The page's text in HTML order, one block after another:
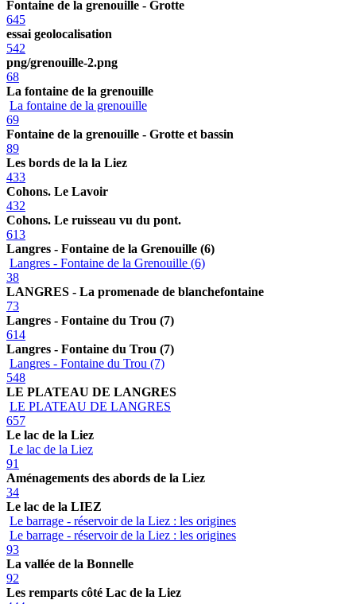
Fontaine de la grenouille - Grotte
645
essai geolocalisation
542
png/grenouille-2.png
68
La fontaine de la grenouille
La fontaine de la grenouille
69
Fontaine de la grenouille - Grotte et bassin
89
Les bords de la la Liez
433
Cohons. Le Lavoir
432
Cohons. Le ruisseau vu du pont.
613
Langres - Fontaine de la Grenouille (6)
Langres - Fontaine de la Grenouille (6)
38
LANGRES - La promenade de blanchefontaine
73
Langres - Fontaine du Trou (7)
614
Langres - Fontaine du Trou (7)
Langres - Fontaine du Trou (7)
548
LE PLATEAU DE LANGRES
LE PLATEAU DE LANGRES
657
Le lac de la Liez
Le lac de la Liez
91
Aménagements des abords de la Liez
34
Le lac de la LIEZ
Le barrage - réservoir de la Liez : les origines
Le barrage - réservoir de la Liez : les origines
93
La vallée de la Bonnelle
92
Les remparts côté Lac de la Liez